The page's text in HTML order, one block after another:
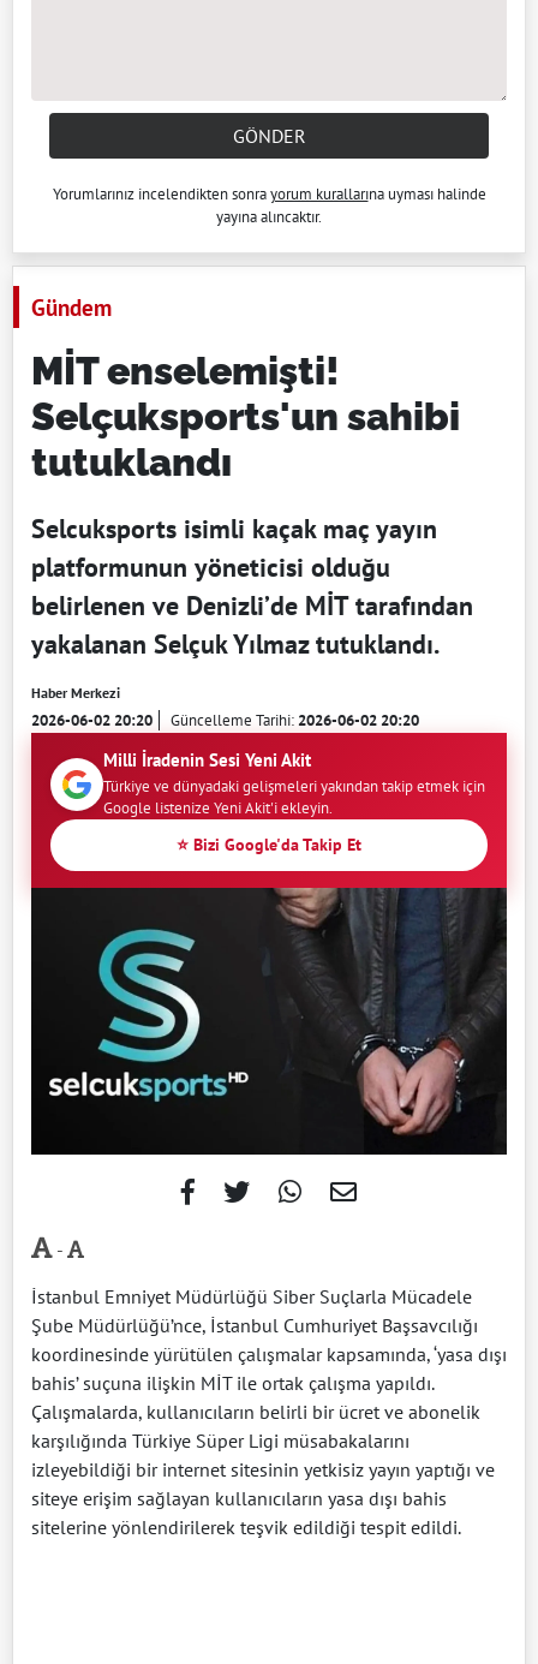
GÖNDER
Yorumlarınız incelendikten sonrayorum kurallarına uyması halinde
yayına alıncaktır.
Gündem
MİT enselemişti!
Selçuksports'un sahibi
tutuklandı
Selcuksports isimli kaçak maç yayın
platformunun yöneticisi olduğu
belirlenen ve Denizli’de MİT tarafından
yakalanan Selçuk Yılmaz tutuklandı.
Haber Merkezi
2026-06-02 20:20 Güncelleme Tarihi:2026-06-02 20:20
Milli İradenin Sesi Yeni Akit
Türkiye ve dünyadaki gelişmeleri yakından takip etmek için
Google listenize Yeni Akit'i ekleyin.
⭐ Bizi Google'da Takip Et
-
İstanbul Emniyet Müdürlüğü Siber Suçlarla Mücadele
Şube Müdürlüğü’nce, İstanbul Cumhuriyet Başsavcılığı
koordinesinde yürütülen çalışmalar kapsamında, ‘yasa dışı
bahis’ suçuna ilişkin MİT ile ortak çalışma yapıldı.
Çalışmalarda, kullanıcıların belirli bir ücret ve abonelik
karşılığında Türkiye Süper Ligi müsabakalarını
izleyebildiği bir internet sitesinin yetkisiz yayın yaptığı ve
siteye erişim sağlayan kullanıcıların yasa dışı bahis
sitelerine yönlendirilerek teşvik edildiği tespit edildi.